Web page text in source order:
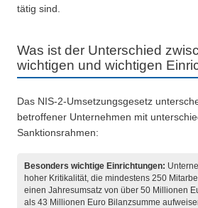
tätig sind.
Was ist der Unterschied
wichtigen und wichtigen
Das NIS-2-Umsetzungsgesetz
betroffener Unternehmen mit
Sanktionsrahmen:
Besonders wichtige Einrichtungen:
hoher Kritikalität, die mindestens 250
einen Jahresumsatz von über 50 Millionen
als 43 Millionen Euro Bilanzsumme